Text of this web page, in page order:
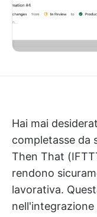
Hai mai
completasse da
Then That
rendono
lavorativa.